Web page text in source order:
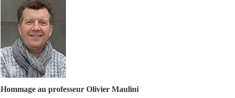
Hommage au professeur Olivier Maulini